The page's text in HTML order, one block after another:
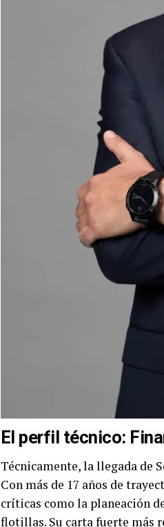
El perfil técnico:
Técnicamente, la llegada de
Con más de 17 años de
críticas como la planeación
flotillas. Su carta fuerte más